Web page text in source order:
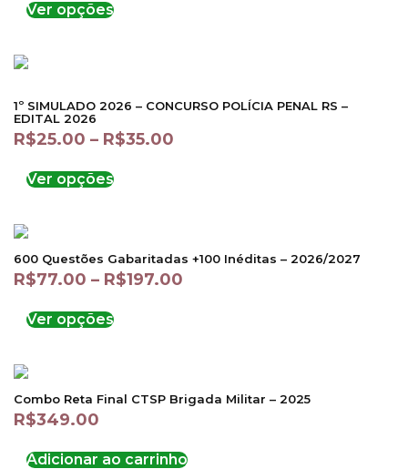
Ver opções
1º SIMULADO 2026 – CONCURSO POLÍCIA PENAL RS –
EDITAL 2026
R$25.00 – R$35.00
Ver opções
600 Questões Gabaritadas +100 Inéditas – 2026/2027
R$77.00 – R$197.00
Ver opções
Combo Reta Final CTSP Brigada Militar – 2025
R$349.00
Adicionar ao carrinho